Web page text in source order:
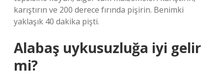
karıştırın ve 200 derece fırında pişirin. Benimki
yaklaşık 40 dakika pişti.
Alabaş uykusuzluğa iyi gelir
mi?